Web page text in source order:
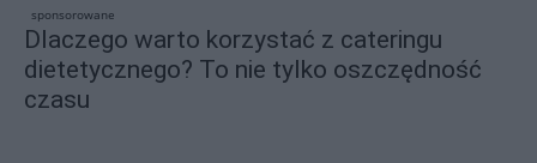
sponsorowane
Dlaczego warto korzystać z cateringu
dietetycznego? To nie tylko oszczędność
czasu